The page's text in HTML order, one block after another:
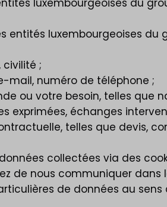
luxembourgeoises du
luxembourgeoises
civilité ;
mail, numéro de téléphone ;
ou votre besoin, telles que
exprimées, échanges
telles que devis,
collectées via des
de nous communiquer dans
de données au sens